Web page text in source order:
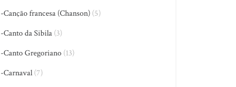
-Canção francesa (Chanson) (5)
-Canto da Sibila (3)
-Canto Gregoriano (13)
-Carnaval (7)